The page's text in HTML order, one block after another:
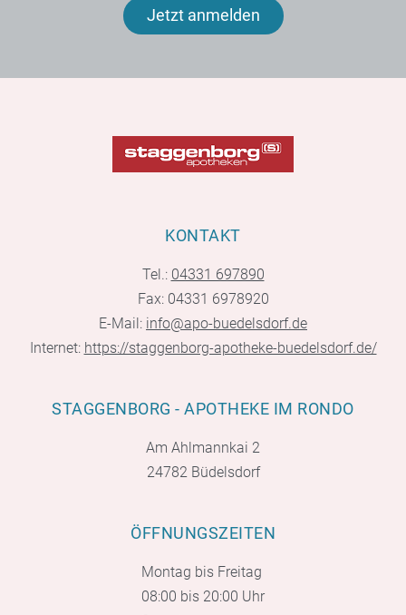
Jetzt anmelden
KONTAKT
Tel.: 04331 697890
Fax: 04331 6978920
E-Mail: info@apo-buedelsdorf.de
Internet: https://staggenborg-apotheke-buedelsdorf.de/
STAGGENBORG - APOTHEKE IM RONDO
Am Ahlmannkai 2
24782 Büdelsdorf
ÖFFNUNGSZEITEN
Montag bis Freitag
08:00 bis 20:00 Uhr